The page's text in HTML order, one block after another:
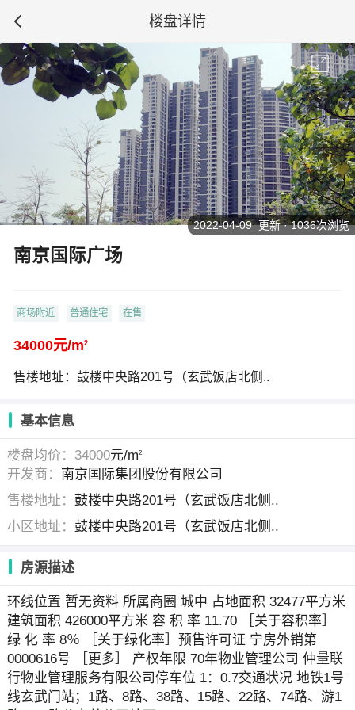
楼盘详情
南京国际广场
商场附近 普通住宅 在售
34000元/m2
售楼地址：鼓楼中央路201号（玄武饭店北侧..
2022-04-09 更新 · 1036次浏览
基本信息
楼盘均价：34000元/m2
开发商： 南京国际集团股份有限公司
售楼地址：鼓楼中央路201号（玄武饭店北侧..
小区地址：鼓楼中央路201号（玄武饭店北侧..
房源描述
环线位置 暂无资料 所属商圈 城中 占地面积 32477平方米
建筑面积 426000平方米 容 积 率 11.70 ［关于容积率］
绿 化 率 8％ ［关于绿化率］预售许可证 宁房外销第
0000616号 ［更多］ 产权年限 70年物业管理公司 仲量联
行物业管理服务有限公司停车位 1：0.7交通状况 地铁1号
线玄武门站；1路、8路、38路、15路、22路、74路、游1